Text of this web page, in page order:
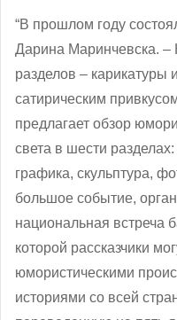
“В прошлом году
Дарина Маринчевска. –
разделов – карикатуры
сатирическим
предлагает обзор
света в шести
графика, скульптура,
большое событие,
национальная встреча
которой рассказчики
юмористическими
историями со всей